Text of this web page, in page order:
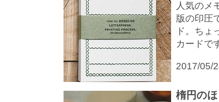
人気のメ
版の印圧
ド。ちょ
カードで
2017/05/
楕円の